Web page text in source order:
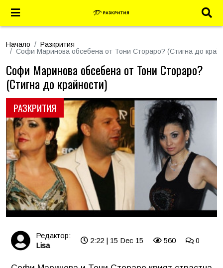
Начало
Разкрития
Софи Маринова обсебена от Тони Стораро? (Стигна до
РАЗКРИТИЯ
Софи Маринова обсебена от Тони Стораро?
(Стигна до крайности)
Редактор:
Lisa
2:22 | 15 Dec 15 560 0